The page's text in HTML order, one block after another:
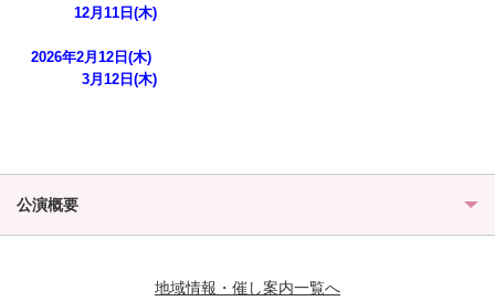
12月11日(木)
2026年2月12日(木)
3月12日(木)
公演概要
地域情報・催し案内一覧へ